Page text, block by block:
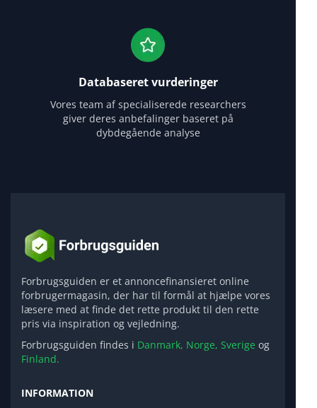
Databaseret vurderinger
Vores team af specialiserede researchers
giver deres anbefalinger baseret på
dybdegående analyse
Forbrugsguiden er et annoncefinansieret online
forbrugermagasin, der har til formål at hjælpe vores
læsere med at finde det rette produkt til den rette
pris via inspiration og vejledning.
Forbrugsguiden findes i Danmark, Norge, Sverige og
Finland.
INFORMATION